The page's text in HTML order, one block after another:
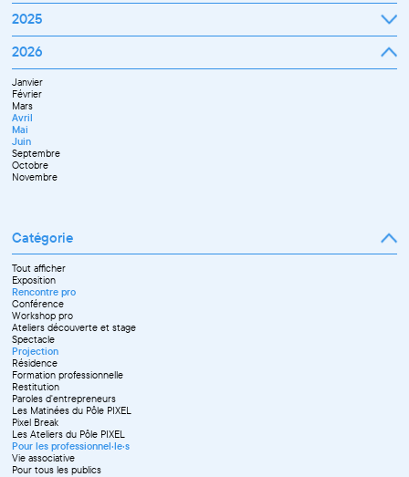
Juillet
Septembre
Octobre
Novembre
Décembre
Mars
Avril
Septembre
Octobre
Novembre
Décembre
Janvier
Mars
Avril
Juin
Juillet
Septembre
Novembre
Décembre
2025
Janvier
Mars
Avril
Mai
Juin
Juillet
Septembre
Octobre
Novembre
Décembre
2026
Janvier
Février
Mars
Avril
Mai
Juin
Septembre
Octobre
Novembre
Catégorie
Tout afficher
Exposition
Rencontre pro
Conférence
Workshop pro
Ateliers découverte et stage
Spectacle
Projection
Résidence
Formation professionnelle
Restitution
Paroles d'entrepreneurs
Les Matinées du Pôle PIXEL
Pixel Break
Les Ateliers du Pôle PIXEL
Pour les professionnel·le·s
Vie associative
Pour tous les publics